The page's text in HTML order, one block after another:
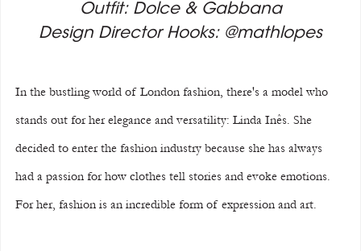
Outfit: Dolce & Gabbana
Design Director Hooks: @mathlopes
In the bustling world of London fashion, there's a model who
stands out for her elegance and versatility: Linda Inês. She
decided to enter the fashion industry because she has always
had a passion for how clothes tell stories and evoke emotions.
For her, fashion is an incredible form of expression and art.